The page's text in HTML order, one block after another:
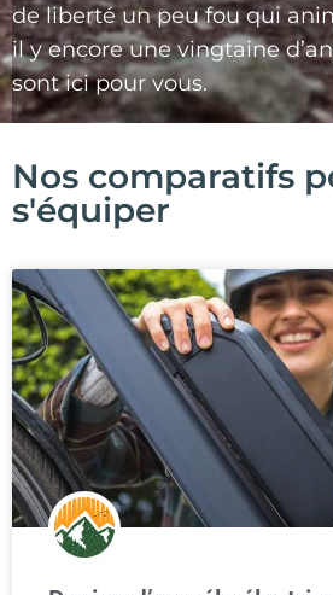
de liberté un peu fou qui
il y encore une vingtaine
sont ici pour vous.
Nos comparatifs
s'équiper